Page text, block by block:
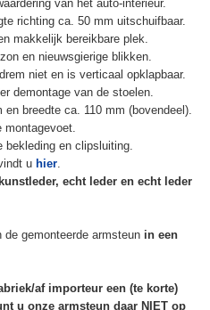
van het auto-interieur.
richting ca. 50 mm uitschuifbaar.
makkelijk bereikbare plek.
en nieuwsgierige blikken.
niet en is verticaal opklapbaar.
demontage van de stoelen.
breedte ca. 110 mm (bovendeel).
montagevoet.
bekleding en clipsluiting.
u hier.
echt leder en echt leder
de gemonteerde armsteun in een
af importeur een (te korte)
u onze armsteun daar NIET op